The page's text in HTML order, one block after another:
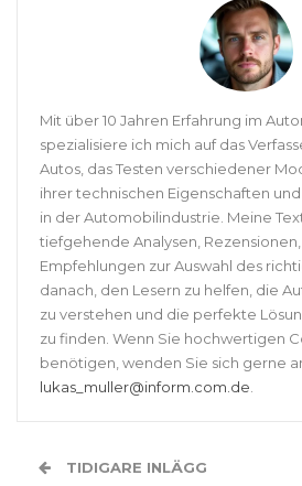
Mit über 10 Jahren Erfahrung im
spezialisiere ich mich auf das
Autos, das Testen verschiedener
ihrer technischen Eigenschaften
in der Automobilindustrie. Meine
tiefgehende Analysen,
Empfehlungen zur Auswahl des
danach, den Lesern zu helfen, die
zu verstehen und die perfekte
zu finden. Wenn Sie hochwertigen
benötigen, wenden Sie sich gerne
lukas_muller@inform.com.de.
TIDIGARE INLÄGG